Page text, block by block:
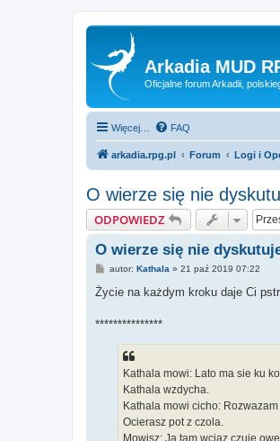
Arkadia MUD
Oficjalne forum Arkadii,
Więcej… FAQ
arkadia.rpg.pl Forum Logi i
O wierze się nie
ODPOWIEDZ
O wierze się nie
P
s
t
autor: Kathala » 21 paź 2019 07:22
Życie na każdym kroku daje Ci
***************
Kathala mowi: Lato ma sie ku
Kathala wzdycha.
Kathala mowi cicho:
Ocierasz pot z czola.